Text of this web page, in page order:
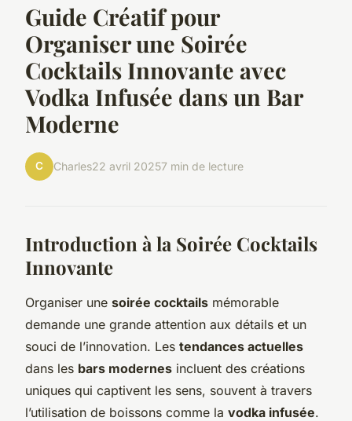
Guide Créatif pour
Organiser une Soirée
Cocktails Innovante avec
Vodka Infusée dans un Bar
Moderne
C Charles22 avril 20257 min de lecture
Introduction à la Soirée Cocktails
Innovante
Organiser une soirée cocktails mémorable
demande une grande attention aux détails et un
souci de l’innovation. Les tendances actuelles
dans les bars modernes incluent des créations
uniques qui captivent les sens, souvent à travers
l’utilisation de boissons comme la vodka infusée.